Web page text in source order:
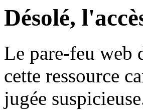
Désolé,
Le pare-feu web
cette ressource
jugée